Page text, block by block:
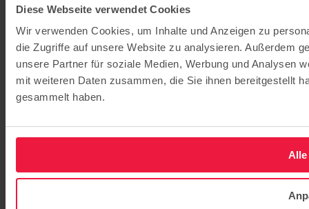
Diese Webseite verwendet Cookies
Wir verwenden Cookies, um Inhalte und Anzeigen zu
die Zugriffe auf unsere Website zu analysieren. Außerdem
unsere Partner für soziale Medien, Werbung und Analysen
mit weiteren Daten zusammen, die Sie ihnen bereitgestellt
gesammelt haben.
Alle